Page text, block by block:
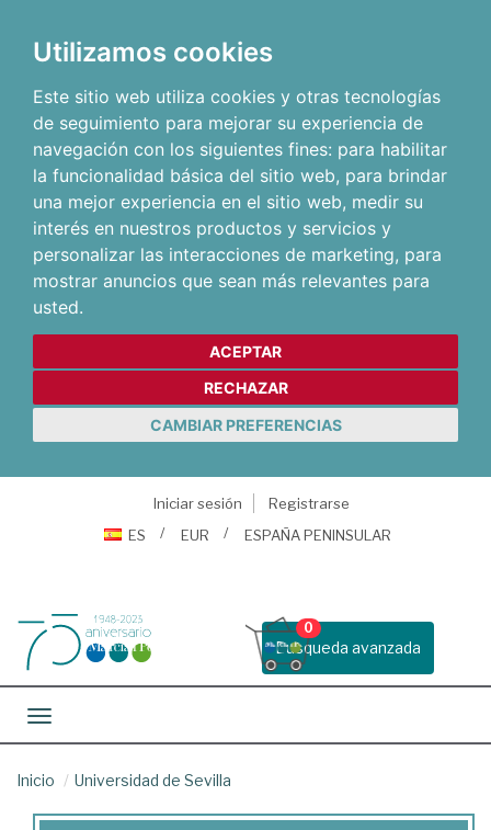
Utilizamos cookies
Este sitio web utiliza cookies y otras tecnologías
de seguimiento para mejorar su experiencia de
navegación con los siguientes fines: para habilitar
la funcionalidad básica del sitio web, para brindar
una mejor experiencia en el sitio web, medir su
interés en nuestros productos y servicios y
personalizar las interacciones de marketing, para
mostrar anuncios que sean más relevantes para
usted.
ACEPTAR
RECHAZAR
CAMBIAR PREFERENCIAS
Iniciar sesión
Registrarse
ES
EUR ESPAÑA PENINSULAR
Busqueda avanzada
0
Toggle navigation
Inicio Universidad de Sevilla